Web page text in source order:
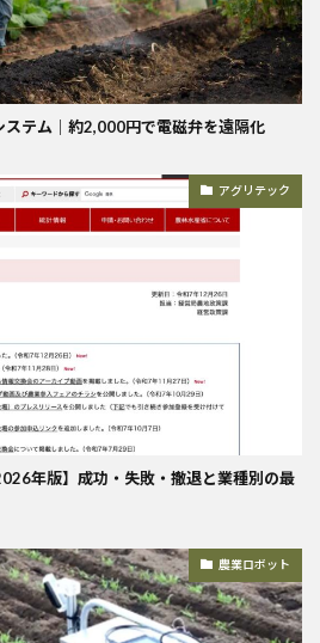
テム｜約2,000円で電磁弁を遠隔化
アグリテック
年版】成功・失敗・撤退と業種別の最
農業ロボット